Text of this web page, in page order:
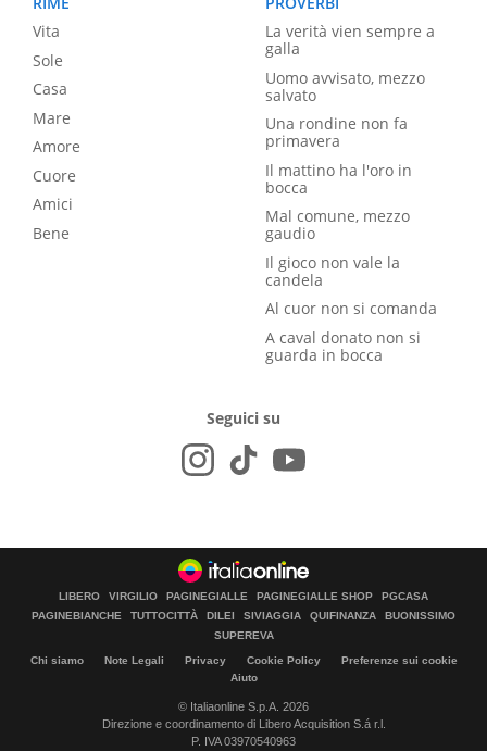
Vita
Sole
Casa
Mare
Amore
Cuore
Amici
Bene
La verità vien sempre a
galla
Uomo avvisato, mezzo
salvato
Una rondine non fa
primavera
Il mattino ha l'oro in
bocca
Mal comune, mezzo
gaudio
Il gioco non vale la
candela
Al cuor non si comanda
A caval donato non si
guarda in bocca
Seguici su
LIBERO VIRGILIO PAGINEGIALLE PAGINEGIALLE SHOP
PGCASA
PAGINEBIANCHE
TUTTOCITTÀ DILEI SIVIAGGIA QUIFINANZA
BUONISSIMO
SUPEREVA
Chi siamo Note Legali Privacy Cookie Policy
Preferenze sui cookie
Aiuto
© Italiaonline S.p.A. 2026
Direzione e coordinamento di Libero Acquisition S.á r.l.
P. IVA 03970540963